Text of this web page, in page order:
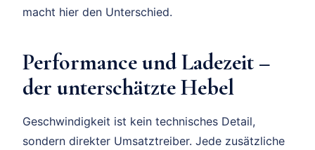
macht hier den Unterschied.
Performance und Ladezeit –
der unterschätzte Hebel
Geschwindigkeit ist kein technisches Detail,
sondern direkter Umsatztreiber. Jede zusätzliche